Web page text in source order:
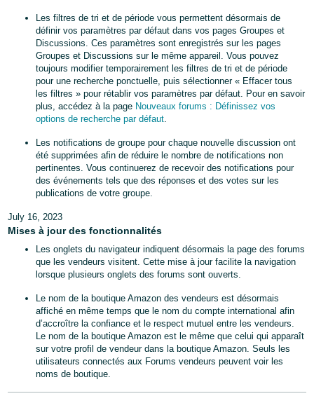
Les filtres de tri et de période vous permettent désormais de
définir vos paramètres par défaut dans vos pages Groupes et
Discussions. Ces paramètres sont enregistrés sur les pages
Groupes et Discussions sur le même appareil. Vous pouvez
toujours modifier temporairement les filtres de tri et de période
pour une recherche ponctuelle, puis sélectionner « Effacer tous
les filtres » pour rétablir vos paramètres par défaut. Pour en savoir
plus, accédez à la page Nouveaux forums : Définissez vos
options de recherche par défaut.
Les notifications de groupe pour chaque nouvelle discussion ont
été supprimées afin de réduire le nombre de notifications non
pertinentes. Vous continuerez de recevoir des notifications pour
des événements tels que des réponses et des votes sur les
publications de votre groupe.
July 16, 2023
Mises à jour des fonctionnalités
Les onglets du navigateur indiquent désormais la page des forums
que les vendeurs visitent. Cette mise à jour facilite la navigation
lorsque plusieurs onglets des forums sont ouverts.
Le nom de la boutique Amazon des vendeurs est désormais
affiché en même temps que le nom du compte international afin
d’accroître la confiance et le respect mutuel entre les vendeurs.
Le nom de la boutique Amazon est le même que celui qui apparaît
sur votre profil de vendeur dans la boutique Amazon. Seuls les
utilisateurs connectés aux Forums vendeurs peuvent voir les
noms de boutique.